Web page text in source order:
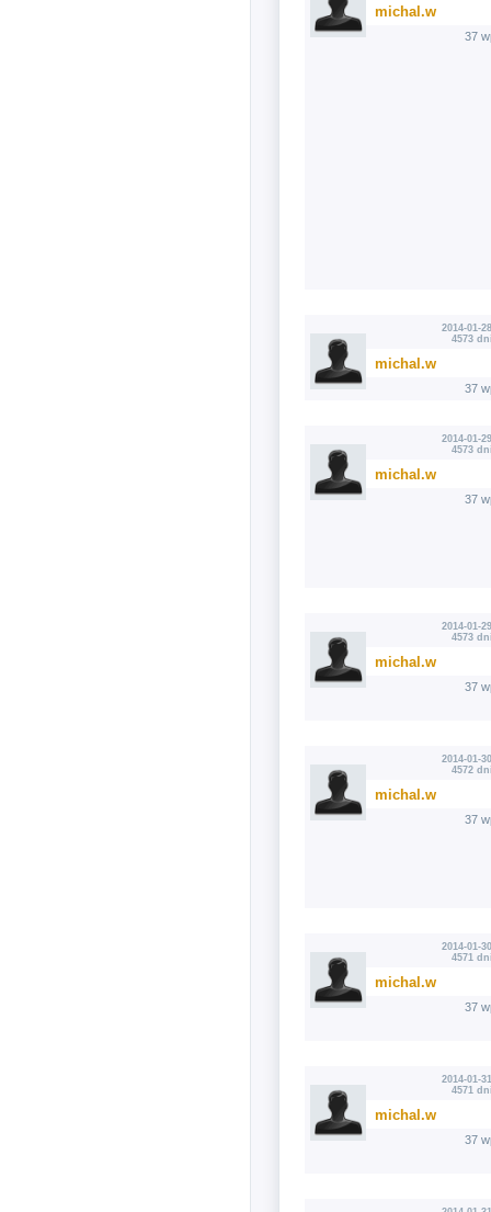
michal.w
37
2014-01-
4573
michal.w
37
2014-01-
4573
michal.w
37
2014-01-
4573
michal.w
37
2014-01-
4572
michal.w
37
2014-01-
4571
michal.w
37
2014-01-
4571
michal.w
37